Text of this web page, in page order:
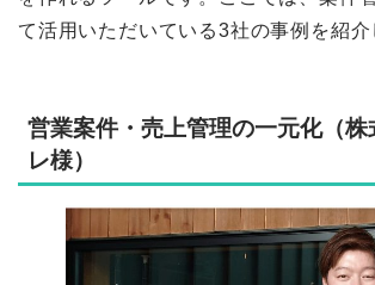
て活用いただいている3社の事例を紹介
営業案件・売上管理の一元化（株
レ様）